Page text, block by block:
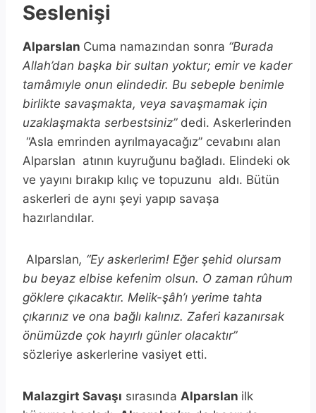
Seslenişi
Alparslan Cuma namazından sonra “Burada
Allah’dan başka bir sultan yoktur; emir ve kader
tamâmıyle onun elindedir. Bu sebeple benimle
birlikte savaşmakta, veya savaşmamak için
uzaklaşmakta serbestsiniz” dedi. Askerlerinden
“Asla emrinden ayrılmayacağız” cevabını alan
Alparslan atının kuyruğunu bağladı. Elindeki ok
ve yayını bırakıp kılıç ve topuzunu aldı. Bütün
askerleri de aynı şeyi yapıp savaşa
hazırlandılar.
Alparslan, “Ey askerlerim! Eğer şehid olursam
bu beyaz elbise kefenim olsun. O zaman rûhum
göklere çıkacaktır. Melik-şâh’ı yerime tahta
çıkarınız ve ona bağlı kalınız. Zaferi kazanırsak
önümüzde çok hayırlı günler olacaktır”
sözleriye askerlerine vasiyet etti.
Malazgirt Savaşı sırasında Alparslan ilk